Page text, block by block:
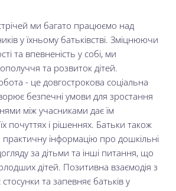
ми багато працюємо над
у їхньому батьківстві. Зміцнюючи
та впевненість у собі, ми
та розвиток дітей.
- це довгострокова соціальна
безпечні умови для зростання
між учасниками дає їм
почуттях і рішеннях. Батьки також
інформацію про дошкільні
за дітьми та інші питання, що
дітей. Позитивна взаємодія з
та запевняє батьків у